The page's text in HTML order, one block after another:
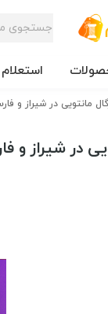
مانتویی در شیراز و
در شیراز و